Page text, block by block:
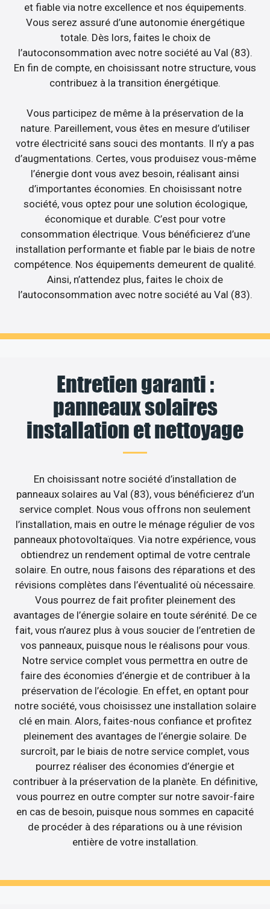
et fiable via notre excellence et nos équipements.
Vous serez assuré d’une autonomie énergétique
totale. Dès lors, faites le choix de
l’autoconsommation avec notre société au Val (83).
En fin de compte, en choisissant notre structure, vous
contribuez à la transition énergétique.
Vous participez de même à la préservation de la
nature. Pareillement, vous êtes en mesure d’utiliser
votre électricité sans souci des montants. Il n’y a pas
d’augmentations. Certes, vous produisez vous-même
l’énergie dont vous avez besoin, réalisant ainsi
d’importantes économies. En choisissant notre
société, vous optez pour une solution écologique,
économique et durable. C’est pour votre
consommation électrique. Vous bénéficierez d’une
installation performante et fiable par le biais de notre
compétence. Nos équipements demeurent de qualité.
Ainsi, n’attendez plus, faites le choix de
l’autoconsommation avec notre société au Val (83).
Entretien garanti :
panneaux solaires
installation et nettoyage
En choisissant notre société d’installation de
panneaux solaires au Val (83), vous bénéficierez d’un
service complet. Nous vous offrons non seulement
l’installation, mais en outre le ménage régulier de vos
panneaux photovoltaïques. Via notre expérience, vous
obtiendrez un rendement optimal de votre centrale
solaire. En outre, nous faisons des réparations et des
révisions complètes dans l’éventualité où nécessaire.
Vous pourrez de fait profiter pleinement des
avantages de l’énergie solaire en toute sérénité. De ce
fait, vous n’aurez plus à vous soucier de l’entretien de
vos panneaux, puisque nous le réalisons pour vous.
Notre service complet vous permettra en outre de
faire des économies d’énergie et de contribuer à la
préservation de l’écologie. En effet, en optant pour
notre société, vous choisissez une installation solaire
clé en main. Alors, faites-nous confiance et profitez
pleinement des avantages de l’énergie solaire. De
surcroît, par le biais de notre service complet, vous
pourrez réaliser des économies d’énergie et
contribuer à la préservation de la planète. En définitive,
vous pourrez en outre compter sur notre savoir-faire
en cas de besoin, puisque nous sommes en capacité
de procéder à des réparations ou à une révision
entière de votre installation.